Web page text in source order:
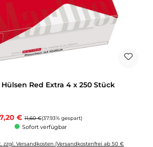
Red Extra 4 x 250 Stück
Verkaufspreis:
7,20 € Regulärer Preis:
11,60 €(37.93% gespart)
Sofort verfügbar
zzgl. Versandkosten (Versandkostenfrei ab 50 €